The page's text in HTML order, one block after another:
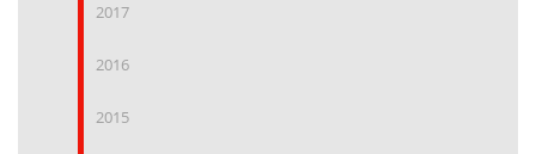
2017
2016
2015